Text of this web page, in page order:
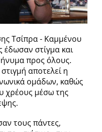
Τσίπρα - Καμμένου
έδωσαν στίγμα και
προς όλους.
αποτελεί η
ομάδων, καθώς
χρέους μέσω της
τους πάντες,